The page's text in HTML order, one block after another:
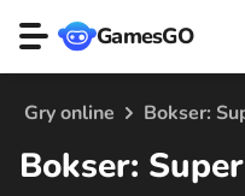
GamesGO
Gry online Bokser:
Bokser: